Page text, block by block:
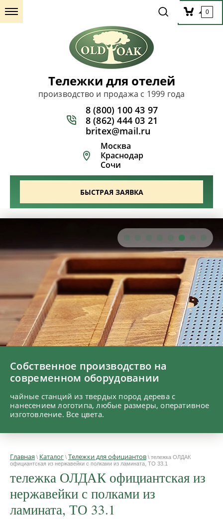
0
Тележки для отелей
производство и продажа с 1999 года
Москва
Краснодар
Сочи
8 (800) 100 43 97
8 (862) 444 03 21
britex@mail.ru
БЫСТРАЯ ЗАЯВКА
Собственное производство на
современном оборудовании
чайные станций из твердых пород дерева с
нанесением логотипа, любые размеры, оперативное
изготовление. Все цвета.
Главная \ Каталог \ Тележки для официантов \ тележка ОЛДАК
официантская из нержавейки с полками из ламината, ТО 33.1
тележка ОЛДАК официантская из
нержавейки с полками из
ламината, ТО 33.1